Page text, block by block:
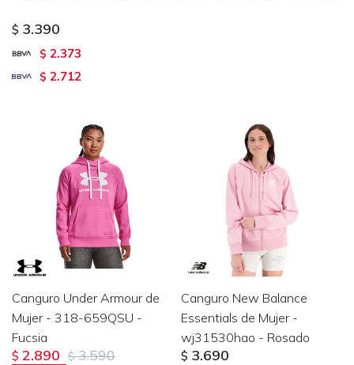
$ 3.390
$ 2.373
$ 2.712
Canguro Under Armour de
Mujer - 318-659QSU -
Fucsia
$ 2.890 $ 3.590
Canguro New Balance
Essentials de Mujer -
wj31530hao - Rosado
$ 3.690